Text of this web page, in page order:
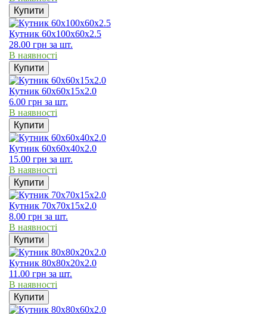
Купити
Кутник 60х100х60х2.5
28.00 грн за шт.
В наявності
Купити
Кутник 60х60х15х2.0
6.00 грн за шт.
В наявності
Купити
Кутник 60х60х40х2.0
15.00 грн за шт.
В наявності
Купити
Кутник 70х70х15х2.0
8.00 грн за шт.
В наявності
Купити
Кутник 80х80х20х2.0
11.00 грн за шт.
В наявності
Купити